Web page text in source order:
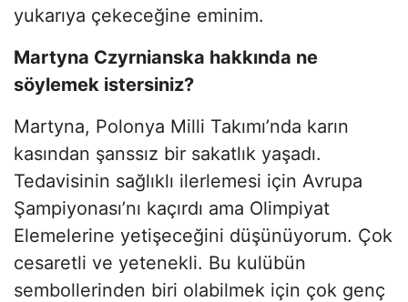
yukarıya çekeceğine eminim.
Martyna Czyrnianska hakkında ne
söylemek istersiniz?
Martyna, Polonya Milli Takımı’nda karın
kasından şanssız bir sakatlık yaşadı.
Tedavisinin sağlıklı ilerlemesi için Avrupa
Şampiyonası’nı kaçırdı ama Olimpiyat
Elemelerine yetişeceğini düşünüyorum. Çok
cesaretli ve yetenekli. Bu kulübün
sembollerinden biri olabilmek için çok genç